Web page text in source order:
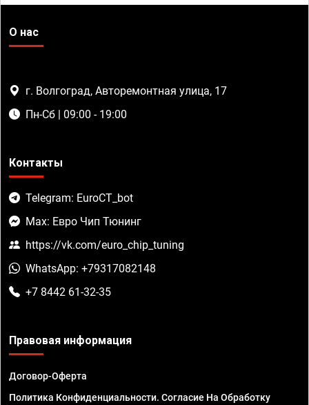
О нас
г. Волгоград, Авторемонтная улица, 17
Пн-Сб | 09:00 - 19:00
Контакты
Telegram: EuroCT_bot
Max: Евро Чип Тюнинг
https://vk.com/euro_chip_tuning
WhatsApp: +79317082148
+7 8442 61-32-35
Правовая информация
Договор-Оферта
Политика Конфиденциальности. Согласие На Обработку